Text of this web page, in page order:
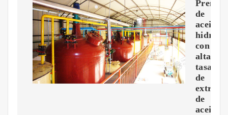
Prensa
de
aceite
con
alta
tasa
de
de
aceite